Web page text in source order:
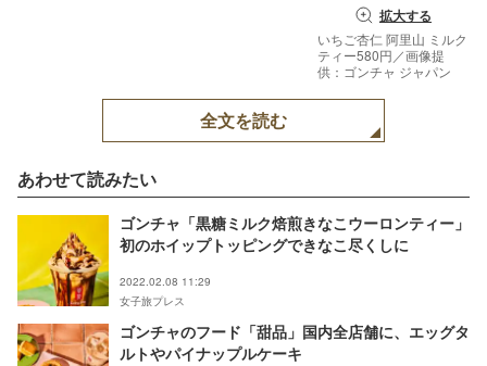
拡大する
いちご杏仁 阿里山 ミルク
ティー580円／画像提
供：ゴンチャ ジャパン
全文を読む
あわせて読みたい
ゴンチャ「黒糖ミルク焙煎きなこウーロンティー」
初のホイップトッピングできなこ尽くしに
2022.02.08 11:29
女子旅プレス
ゴンチャのフード「甜品」国内全店舗に、エッグタ
ルトやパイナップルケーキ